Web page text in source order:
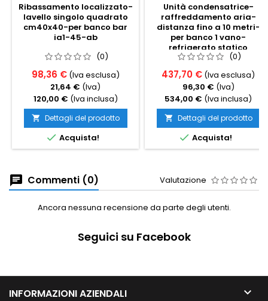
Ribassamento localizzato-
lavello singolo quadrato
cm40x40-per banco bar
ia1-45-ab
(0)
98,36 € (Iva esclusa)
21,64 € (Iva)
120,00 € (Iva inclusa)
 Dettagli del prodotto
 Acquista!
Unità condensatrice-
raffreddamento aria-
distanza fino a 10 metri-
per banco 1 vano-
refrigerato statico
(0)
437,70 € (Iva esclusa)
96,30 € (Iva)
534,00 € (Iva inclusa)
 Dettagli del prodotto
 Acquista!
Commenti (0) Valutazione
Ancora nessuna recensione da parte degli utenti.
Seguici su Facebook
INFORMAZIONI AZIENDALI 